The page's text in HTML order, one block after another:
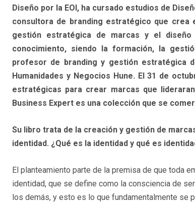
Diseño por la EOI, ha cursado estudios de
consultora de branding estratégico que
gestión estratégica de marcas y el
conocimiento, siendo la formación, la
profesor de branding y gestión estratégica
Humanidades y Negocios Hune. El 31 de
estratégicas para crear marcas que
Business Expert es una colección que se
Su libro trata de la creación y gestión de
identidad. ¿Qué es la identidad y qué es
El planteamiento parte de la premisa de que toda
identidad, que se define como la consciencia de
los demás, y esto es lo que fundamentalmente se